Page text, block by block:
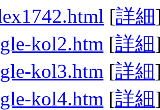
[詳細
kol2.htm [詳細
kol3.htm [詳細
kol4.htm [詳細